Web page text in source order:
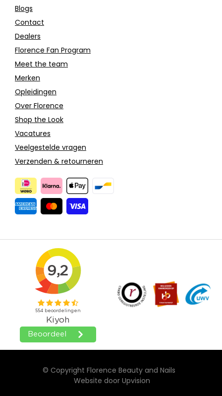
Blogs
Contact
Dealers
Florence Fan Program
Meet the team
Merken
Opleidingen
Over Florence
Shop the Look
Vacatures
Veelgestelde vragen
Verzenden & retourneren
© Copyright Florence Beauty and Nails
Website door Upvision